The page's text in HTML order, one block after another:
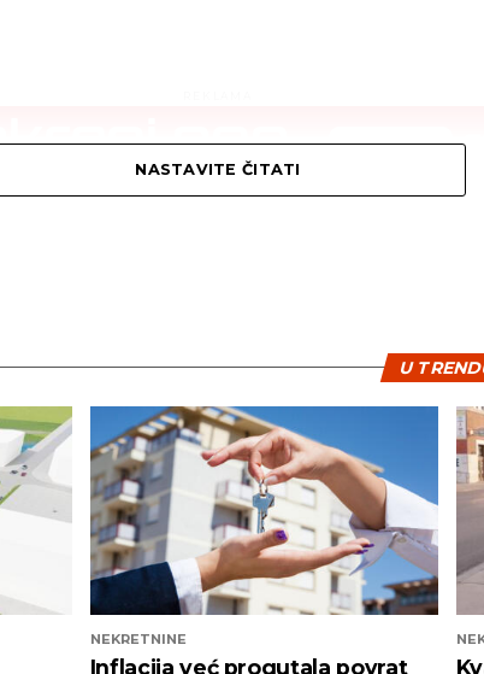
NASTAVITE ČITATI
U
NEKRETNINE
Inflacija već progutala povrat